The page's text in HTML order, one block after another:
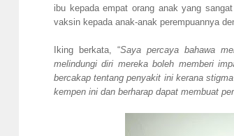
ibu kepada empat orang anak yang
vaksin kepada anak-anak perempuannya
Iking berkata, “Saya percaya bahawa
melindungi diri mereka boleh memberi
bercakap tentang penyakit ini kerana
kempen ini dan berharap dapat membuat